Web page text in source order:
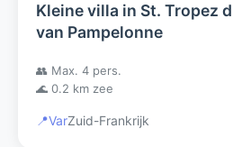
Kleine villa in St. Tropez
van Pampelonne
👥 Max. 4 pers.
🌊 0.2 km zee
📍VarZuid-Frankrijk